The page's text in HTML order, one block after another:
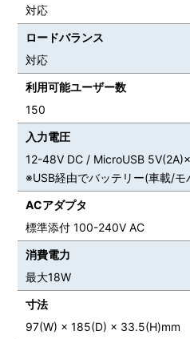
対応
ロードバランス
対応
利用可能ユーザー数
150
入力電圧
12-48V DC / MicroUSB
※USB経由でバッテリー(車載/
ACアダプタ
標準添付 100-240V AC
消費電力
最大18W
寸法
97(W) × 185(D) × 33.5(H)mm